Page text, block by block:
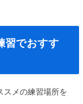
習でおすす
スメの練習場所を